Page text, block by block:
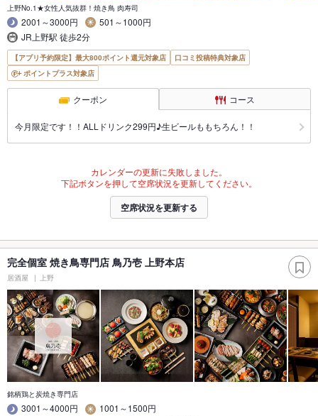
上野No.1★女性人気抜群！焼き鳥 肉寿司
2001～3000円
501～1000円
JR上野駅 徒歩2分
【アプリ予約限定】最大800ポイント還元対象店
口コミ投稿特典対象店
ポイントプラス対象店
クーポン コース
今月限定です！！ALLドリンク299円♪生ビールももちろん！！
カレンダーの更新に失敗しました。
下記ボタンを押して空席状況を更新してください。
空席状況を更新する
完全個室 焼き鳥専門店 鳥乃壱 上野本店
居酒屋 上野
銘柄鶏と炭焼き専門店
3001～4000円
1001～1500円